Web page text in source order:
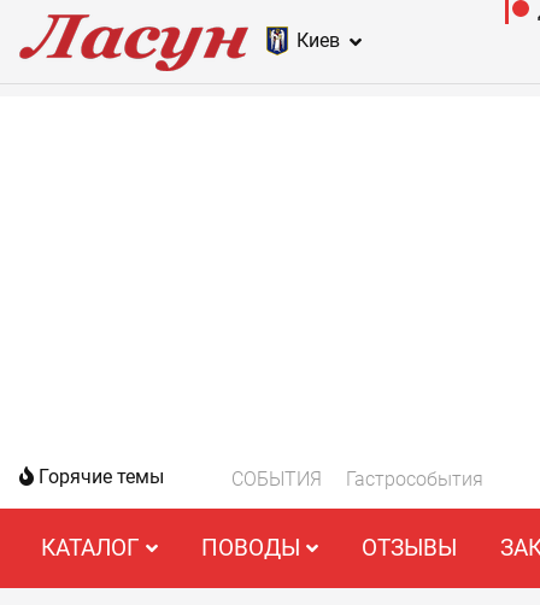
Киев
Горячие темы СОБЫТИЯ Гастрособытия
КАТАЛОГ ПОВОДЫ ОТЗЫВЫ